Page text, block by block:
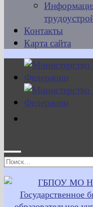
Контакты
Карта сайта
Найти: